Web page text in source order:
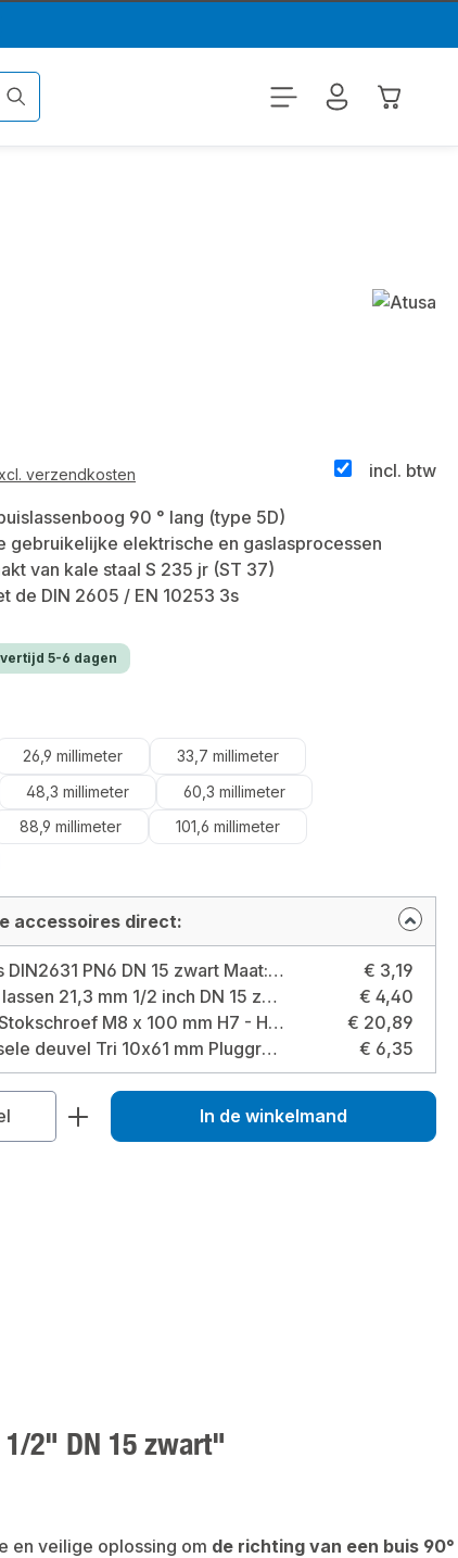
incl. btw
verzendkosten
90 ° lang (type 5D)
gebruikelijke elektrische en gaslasprocessen
van kale staal S 235 jr (ST 37)
de DIN 2605 / EN 10253 3s
5-6 dagen
26,9 millimeter
33,7 millimeter
48,3 millimeter
60,3 millimeter
88,9 millimeter
101,6 millimeter
accessoires direct:
Lashalsflens DIN2631 PN6 DN 15 zwart Maat: DN 15
€ 3,19
T-stuk voor lassen 21,3 mm 1/2 inch DN 15 zwart Maat: 21,3 millimeter
€ 4,40
100 stuks - Stokschroef M8 x 100 mm H7 - H8 gegalvaniseerd Maat: M8 x 100 mm
€ 20,89
TOX universele deuvel Tri 10x61 mm Pluggrootte: 10x61 millimeter / type: doos
€ 6,35
Voer de gewenste
In de winkelmand
2" DN 15 zwart"
en veilige oplossing om de richting van een buis 90°